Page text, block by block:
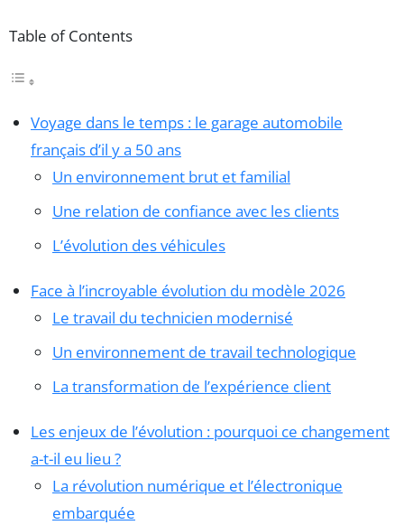
Table of Contents
Voyage dans le temps : le garage automobile
français d’il y a 50 ans
Un environnement brut et familial
Une relation de confiance avec les clients
L’évolution des véhicules
Face à l’incroyable évolution du modèle 2026
Le travail du technicien modernisé
Un environnement de travail technologique
La transformation de l’expérience client
Les enjeux de l’évolution : pourquoi ce changement
a-t-il eu lieu ?
La révolution numérique et l’électronique
embarquée